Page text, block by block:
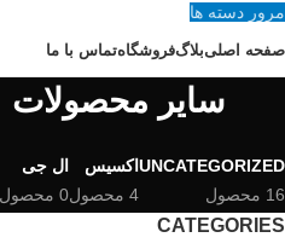
مرور دسته ها
صفحه اصلیبلاگفروشگاهتماس با ما
سایر محصولات
UNCATEGORIZED
16 محصول
اکسیس
4 محصول
ال جی
0 محصول
CATEGORIES